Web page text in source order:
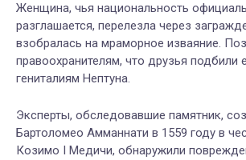
Женщина, чья национальность
разглашается, перелезла через
взобралась на мраморное изваяние.
правоохранителям, что друзья подбили
гениталиям Нептуна.
Эксперты, обследовавшие памятник,
Бартоломео Амманнати в 1559 году в
Козимо I Медичи, обнаружили